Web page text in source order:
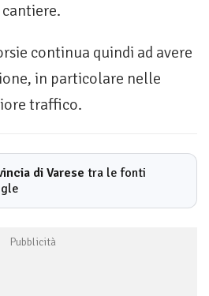
continua quindi ad avere
in particolare nelle
traffico.
di Varese tra le fonti